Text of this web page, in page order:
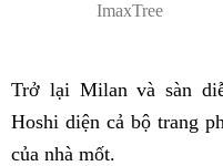
ImaxTree
Trở lại Milan và sàn
Hoshi diện cả bộ trang
của nhà mốt.